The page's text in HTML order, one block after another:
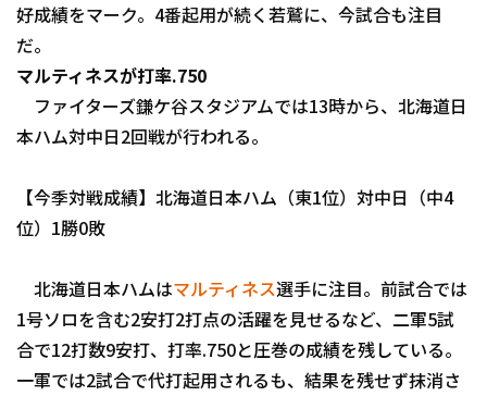
好成績をマーク。4番起用が続く若鷲に、今試合も注目
だ。
マルティネスが打率.750
ファイターズ鎌ケ谷スタジアムでは13時から、北海道日
本ハム対中日2回戦が行われる。
【今季対戦成績】北海道日本ハム（東1位）対中日（中4
位）1勝0敗
北海道日本ハムはマルティネス選手に注目。前試合では
1号ソロを含む2安打2打点の活躍を見せるなど、二軍5試
合で12打数9安打、打率.750と圧巻の成績を残している。
一軍では2試合で代打起用されるも、結果を残せず抹消さ